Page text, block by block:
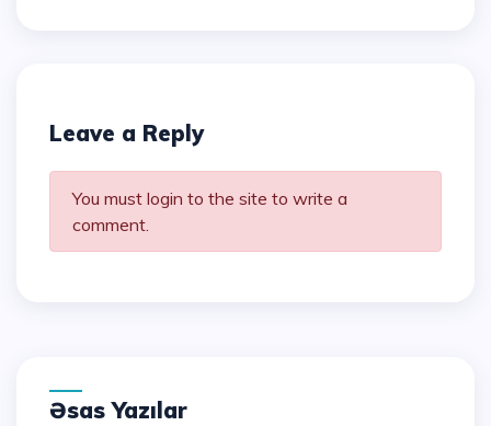
Leave a Reply
You must login to the site to write a
comment.
Əsas Yazılar